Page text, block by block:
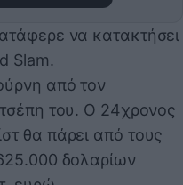
να κατακτήσει
Slam.
από τον
του. Ο 24χρονος
θα πάρει από τους
δολαρίων